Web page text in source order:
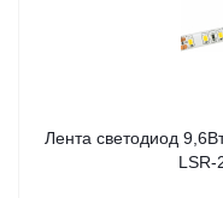
Лента светодиод
LSR-